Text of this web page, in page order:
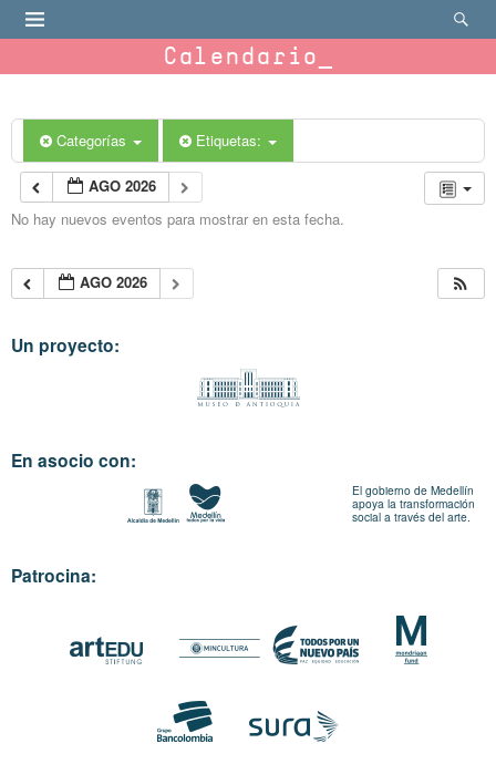
Calendario
Categorías Etiquetas:
AGO 2026
No hay nuevos eventos para mostrar en esta fecha.
AGO 2026
Un proyecto:
En asocio con:
El gobierno de Medellín
apoya la transformación
social a través del arte.
Patrocina: